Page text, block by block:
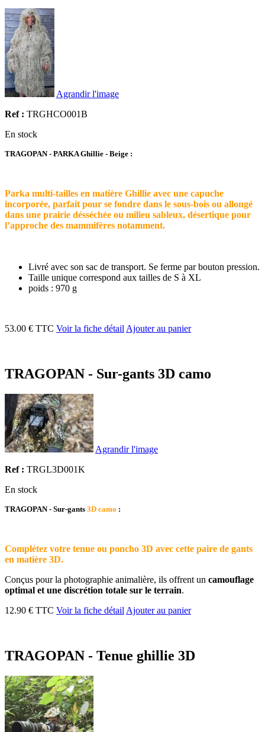
Agrandir l'image
Ref : TRGHCO001B
En stock
TRAGOPAN - PARKA Ghillie - Beige :
Parka multi-tailles en matière Ghillie avec une capuche
incorporée, parfait pour se fondre dans le sous-bois ou allongé
dans une prairie désséchée ou milieu sableux, désertique pour
l’approche des mammifères notamment.
Livré avec son sac de transport. Se ferme par bouton pression.
Taille unique correspond aux tailles de S à XL
poids : 970 g
53.00 € TTC Voir la fiche détail Ajouter au panier
TRAGOPAN - Sur-gants 3D camo
Agrandir l'image
Ref : TRGL3D001K
En stock
TRAGOPAN - Sur-gants 3D camo :
Complétez votre tenue ou poncho 3D avec cette paire de gants
en matière 3D.
Conçus pour la photographie animalière, ils offrent un camouflage
optimal et une discrétion totale sur le terrain.
12.90 € TTC Voir la fiche détail Ajouter au panier
TRAGOPAN - Tenue ghillie 3D